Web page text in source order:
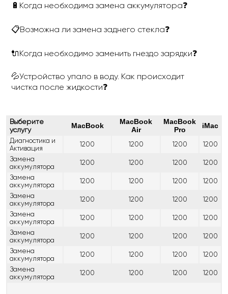
🔋Когда необходима замена аккумулятора❓
📋Возможна ли замена заднего стекла❓
🔌Когда необходимо заменить гнездо зарядки❓
💦Устройство упало в воду. Как происходит
чистка после жидкости❓
Выберите
услугу
MacBook
MacBook
Air
MacBook
Pro
iMac
Диагностика и
Активация
1200 1200 1200
1200
Замена
аккумулятора
1200 1200 1200
1200
Замена
аккумулятора
1200 1200 1200
1200
Замена
аккумулятора
1200 1200 1200
1200
Замена
аккумулятора
1200 1200 1200
1200
Замена
аккумулятора
1200 1200 1200
1200
Замена
аккумулятора
1200 1200 1200
1200
Замена
аккумулятора
1200 1200 1200 1200